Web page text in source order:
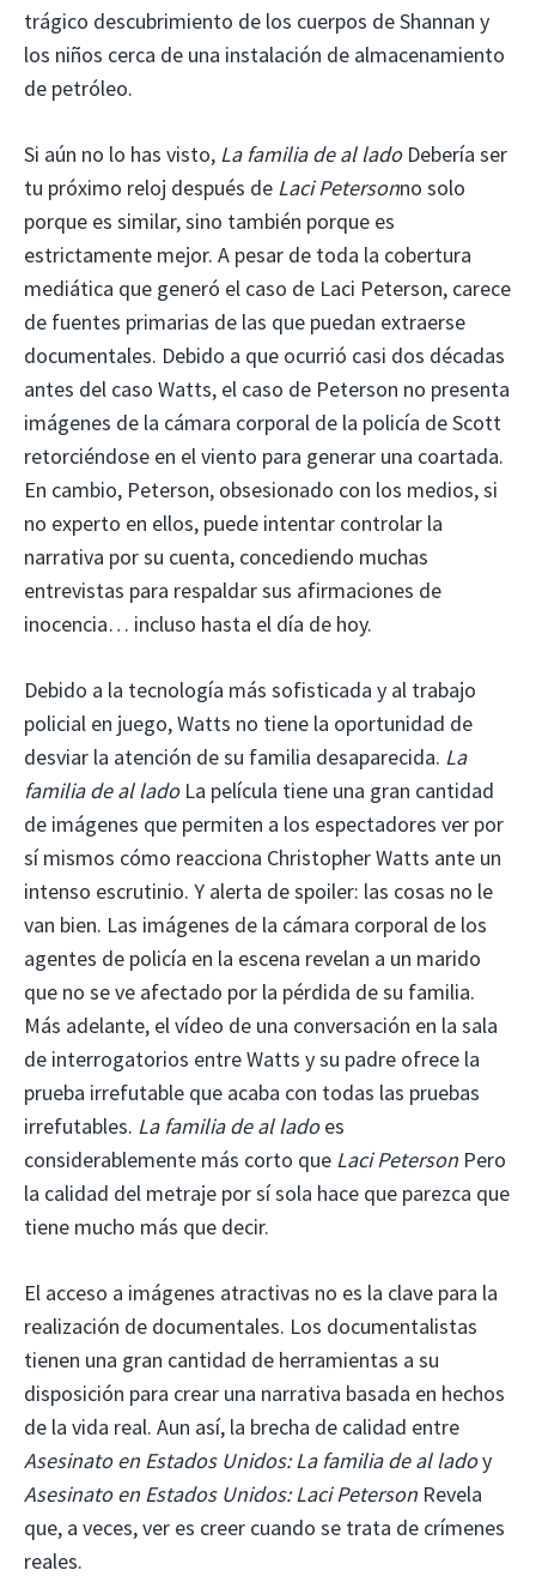
trágico descubrimiento de los cuerpos de Shannan y
los niños cerca de una instalación de almacenamiento
de petróleo.
Si aún no lo has visto, La familia de al ladoDebería ser
tu próximo reloj después de Laci Petersonno solo
porque es similar, sino también porque es
estrictamente mejor. A pesar de toda la cobertura
mediática que generó el caso de Laci Peterson, carece
de fuentes primarias de las que puedan extraerse
documentales. Debido a que ocurrió casi dos décadas
antes del caso Watts, el caso de Peterson no presenta
imágenes de la cámara corporal de la policía de Scott
retorciéndose en el viento para generar una coartada.
En cambio, Peterson, obsesionado con los medios, si
no experto en ellos, puede intentar controlar la
narrativa por su cuenta, concediendo muchas
entrevistas para respaldar sus afirmaciones de
inocencia… incluso hasta el día de hoy.
Debido a la tecnología más sofisticada y al trabajo
policial en juego, Watts no tiene la oportunidad de
desviar la atención de su familia desaparecida. La
familia de al lado La película tiene una gran cantidad
de imágenes que permiten a los espectadores ver por
sí mismos cómo reacciona Christopher Watts ante un
intenso escrutinio. Y alerta de spoiler: las cosas no le
van bien. Las imágenes de la cámara corporal de los
agentes de policía en la escena revelan a un marido
que no se ve afectado por la pérdida de su familia.
Más adelante, el vídeo de una conversación en la sala
de interrogatorios entre Watts y su padre ofrece la
prueba irrefutable que acaba con todas las pruebas
irrefutables. La familia de al ladoes
considerablemente más corto que Laci Peterson Pero
la calidad del metraje por sí sola hace que parezca que
tiene mucho más que decir.
El acceso a imágenes atractivas no es la clave para la
realización de documentales. Los documentalistas
tienen una gran cantidad de herramientas a su
disposición para crear una narrativa basada en hechos
de la vida real. Aun así, la brecha de calidad entre
Asesinato en Estados Unidos: La familia de al ladoy
Asesinato en Estados Unidos: Laci Peterson Revela
que, a veces, ver es creer cuando se trata de crímenes
reales.